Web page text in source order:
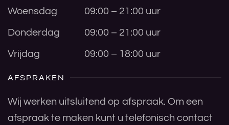
Woensdag 09:00 – 21:00 uur
Donderdag 09:00 – 21:00 uur
Vrijdag 09:00 – 18:00 uur
AFSPRAKEN
Wij werken uitsluitend op afspraak. Om een
afspraak te maken kunt u telefonisch contact